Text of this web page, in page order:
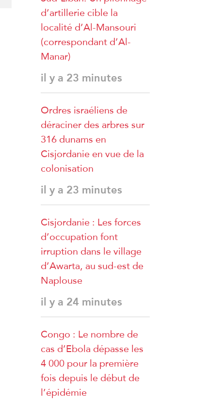
d’artillerie cible la
localité d’Al-Mansouri
(correspondant d’Al-
Manar)
il y a 23 minutes
Ordres israéliens de
déraciner des arbres sur
316 dunams en
Cisjordanie en vue de la
colonisation
il y a 23 minutes
Cisjordanie : Les forces
d’occupation font
irruption dans le village
d’Awarta, au sud-est de
Naplouse
il y a 24 minutes
Congo : Le nombre de
cas d’Ebola dépasse les
4 000 pour la première
fois depuis le début de
l’épidémie